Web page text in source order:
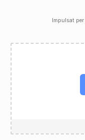
Impulsat per